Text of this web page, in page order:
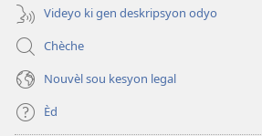
Videyo ki gen deskripsyon odyo
Chèche
Nouvèl sou kesyon legal
Èd